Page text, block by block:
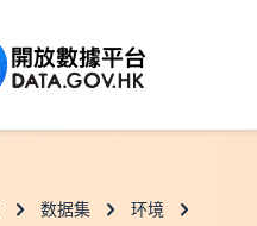
数据集 环境